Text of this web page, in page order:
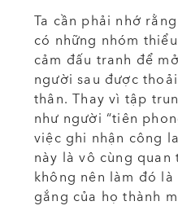
Ta cần phải nhớ
có những nhóm
cảm đấu tranh để
người sau được
thân. Thay vì tập
như người “tiên
việc ghi nhận công
này là vô cùng
không nên làm đó
gắng của họ thành